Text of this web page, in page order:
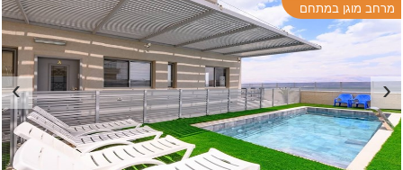
מרחב מוגן במתחם